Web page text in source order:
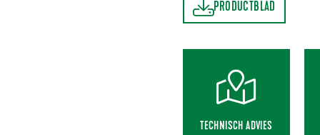
PRODUCTBLAD
TECHNISCH ADVIES